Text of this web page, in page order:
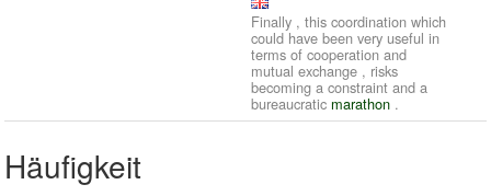
Finally , this coordination which
could have been very useful in
terms of cooperation and
mutual exchange , risks
becoming a constraint and a
bureaucratic marathon .
Häufigkeit